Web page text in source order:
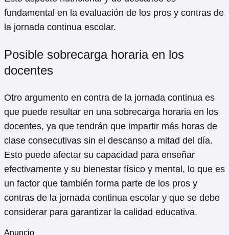
fundamental en la evaluación de los pros y contras de
la jornada continua escolar.
Posible sobrecarga horaria en los
docentes
Otro argumento en contra de la jornada continua es
que puede resultar en una sobrecarga horaria en los
docentes, ya que tendrán que impartir más horas de
clase consecutivas sin el descanso a mitad del día.
Esto puede afectar su capacidad para enseñar
efectivamente y su bienestar físico y mental, lo que es
un factor que también forma parte de los pros y
contras de la jornada continua escolar y que se debe
considerar para garantizar la calidad educativa.
Anuncio